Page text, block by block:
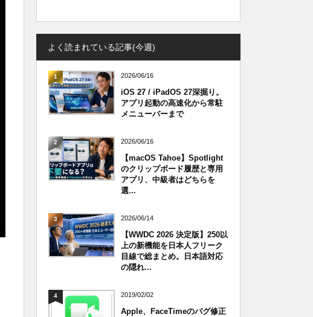
よく読まれている記事(今週)
1 2026/06/16
iOS 27 / iPadOS 27深掘り。
アプリ起動の高速化から常駐
メニューバーまで
2 2026/06/16
【macOS Tahoe】Spotlight
のクリップボード履歴と専用
アプリ、中級者はどちらを
選...
3 2026/06/14
【WWDC 2026 決定版】250以
上の新機能を日本人フリーク
目線で総まとめ。日本語対応
の隠れ...
4 2019/02/02
Apple、FaceTimeのバグ修正